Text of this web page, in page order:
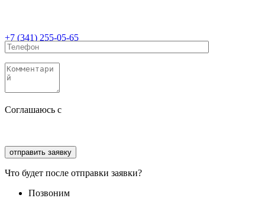
+7 (341) 255-05-65
Соглашаюсь с
Что будет после отправки заявки?
Позвоним